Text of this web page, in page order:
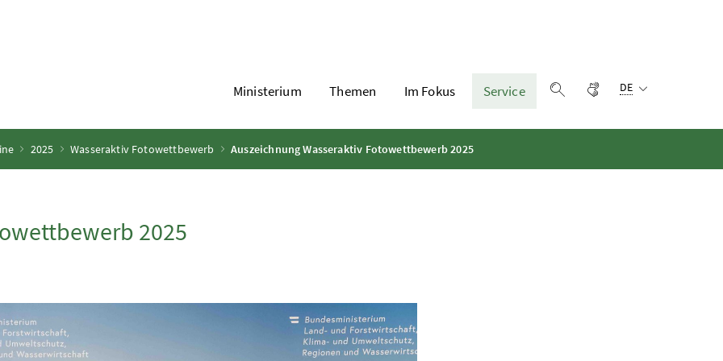
Ministerium Themen Im Fokus
Service
Gebärdensprache
DE
2025 Wasseraktiv Fotowettbewerb Auszeichnung Wasseraktiv Fotowettbewerb 2025
2025